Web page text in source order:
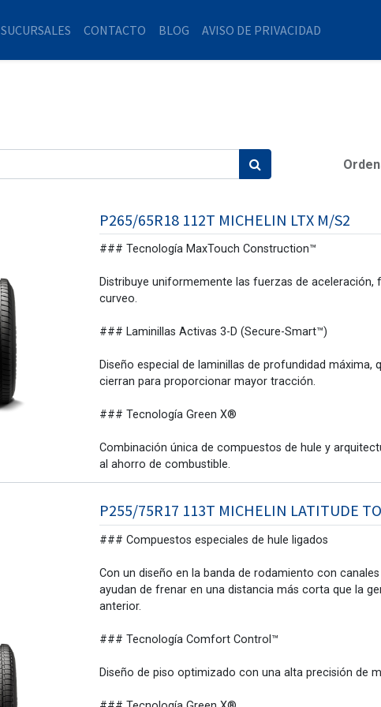
SUCURSALES CONTACTO BLOG AVISO DE PRIVACIDAD
P265/65R18 112T MICHELIN LTX M/S2
### Tecnología MaxTouch Construction™
Distribuye uniformemente las fuerzas de aceleración,
curveo.
### Laminillas Activas 3-D (Secure-Smart™)
Diseño especial de laminillas de profundidad máxima,
cierran para proporcionar mayor tracción.
### Tecnología Green X®
Combinación única de compuestos de hule y
al ahorro de combustible.
P255/75R17 113T MICHELIN LATITUDE
### Compuestos especiales de hule ligados
Con un diseño en la banda de rodamiento con
ayudan de frenar en una distancia más corta que la
anterior.
### Tecnología Comfort Control™
Diseño de piso optimizado con una alta precisión de